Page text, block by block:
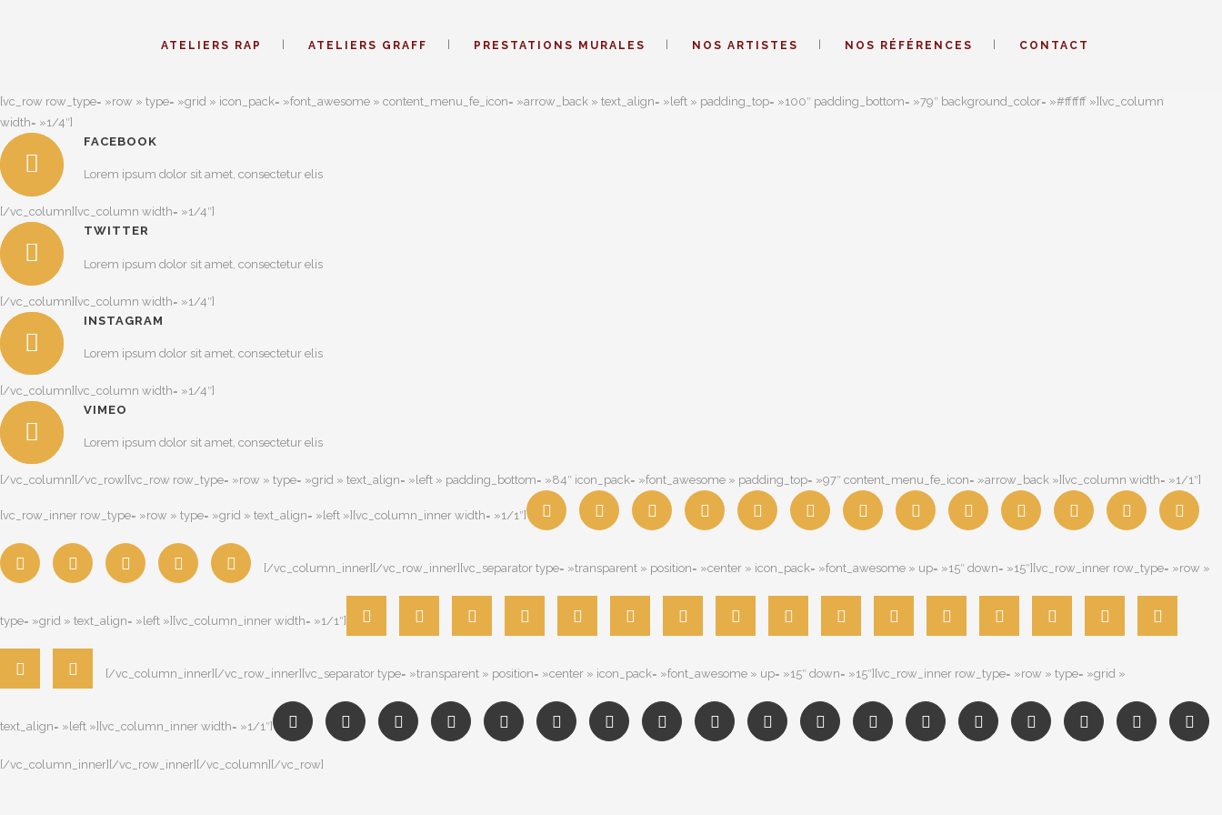
ATELIERS RAP ATELIERS GRAFF PRESTATIONS MURALES NOS ARTISTES NOS RÉFÉRENCES CONTACT
[vc_row row_type= »row » type= »grid » icon_pack= »font_awesome » content_menu_fe_icon= »arrow_back » text_align= »left » padding_top= »100″ padding_bottom= »79″ background_color= »#ffffff »][vc_column
width= »1/4″]
FACEBOOK
Lorem ipsum dolor sit amet, consectetur elis
[/vc_column][vc_column width= »1/4″]
TWITTER
Lorem ipsum dolor sit amet, consectetur elis
[/vc_column][vc_column width= »1/4″]
INSTAGRAM
Lorem ipsum dolor sit amet, consectetur elis
[/vc_column][vc_column width= »1/4″]
VIMEO
Lorem ipsum dolor sit amet, consectetur elis
[/vc_column][/vc_row][vc_row row_type= »row » type= »grid » text_align= »left » padding_bottom= »84″ icon_pack= »font_awesome » padding_top= »97″ content_menu_fe_icon= »arrow_back »][vc_column width= »1/1″]
[vc_row_inner row_type= »row » type= »grid » text_align= »left »][vc_column_inner width= »1/1″]
[/vc_column_inner][/vc_row_inner][vc_separator type= »transparent » position= »center » icon_pack= »font_awesome » up= »15″ down= »15″][vc_row_inner row_type= »row »
type= »grid » text_align= »left »][vc_column_inner width= »1/1″]
[/vc_column_inner][/vc_row_inner][vc_separator type= »transparent » position= »center » icon_pack= »font_awesome » up= »15″ down= »15″][vc_row_inner row_type= »row » type= »grid »
text_align= »left »][vc_column_inner width= »1/1″]
[/vc_column_inner][/vc_row_inner][/vc_column][/vc_row]